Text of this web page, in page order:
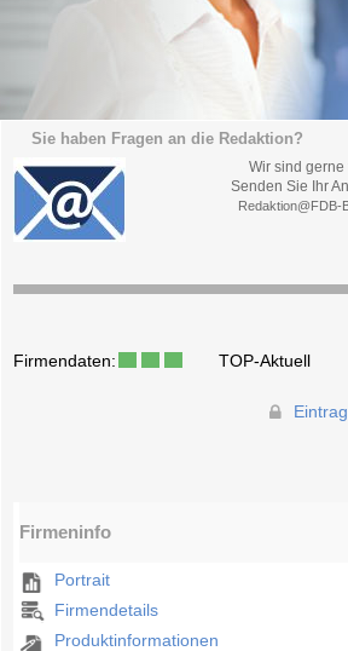
Sie haben Fragen an die Redaktion?
Wir sind gerne
Senden Sie Ihr
Redaktion@FDB-
Firmendaten: TOP-Aktuell
Firmeninfo
Portrait
Firmendetails
Produktinformationen